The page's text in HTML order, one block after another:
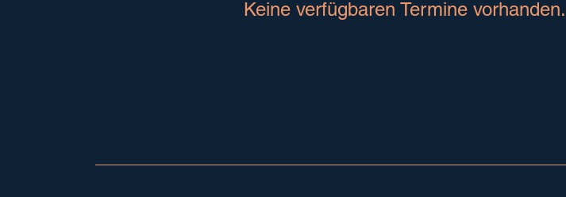
Keine verfügbaren Termine